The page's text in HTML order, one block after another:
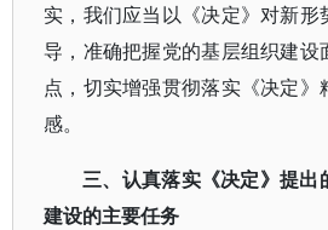
实，我们应当以《决定》对新
导，准确把握党的基层组织建设
点，切实增强贯彻落实《决定》
感。
三、认真落实《决定》提出
建设的主要任务